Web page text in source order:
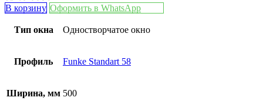
В корзину Оформить в WhatsApp
Тип окна Одностворчатое окно
Профиль Funke Standart 58
Ширина, мм 500